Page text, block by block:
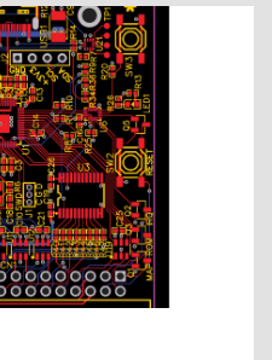
b
e
s
t
p
h
o
n
y